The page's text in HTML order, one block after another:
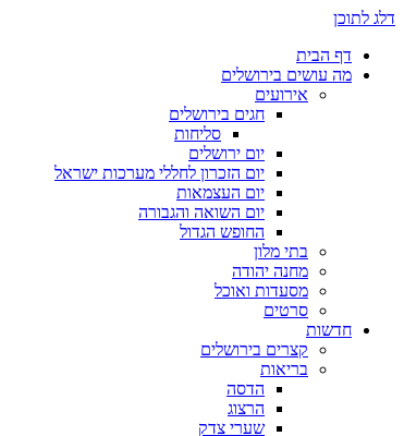
דלג לתוכן
דף הבית
מה עושים בירושלים
אירועים
חגים בירושלים
סליחות
יום ירושלים
יום הזכרון לחללי מערכות ישראל
יום העצמאות
יום השואה והגבורה
החופש הגדול
בתי מלון
מחנה יהודה
מסעדות ואוכל
סרטים
חדשות
קצרים בירושלים
בריאות
הדסה
הרצוג
שערי צדק